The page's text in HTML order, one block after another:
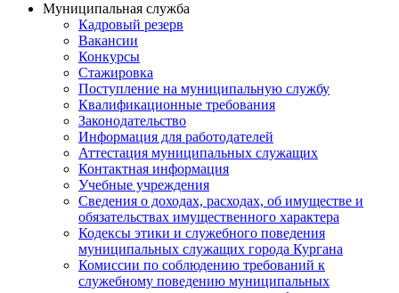
Муниципальная служба
Кадровый резерв
Вакансии
Конкурсы
Стажировка
Поступление на муниципальную службу
Квалификационные требования
Законодательство
Информация для работодателей
Аттестация муниципальных служащих
Контактная информация
Учебные учреждения
Сведения о доходах, расходах, об имуществе и
обязательствах имущественного характера
Кодексы этики и служебного поведения
муниципальных служащих города Кургана
Комиссии по соблюдению требований к
служебному поведению муниципальных